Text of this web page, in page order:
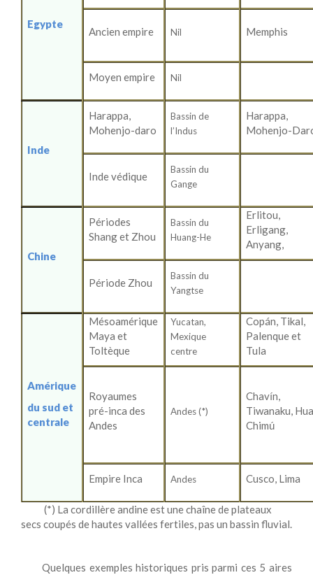
Egypte
Ancien empire Nil Memphis
Moyen empire Nil
Inde
Harappa,
Mohenjo-daro
Bassin de
l’Indus
Harappa,
Mohenjo-
Inde védique
Bassin du
Gange
Chine
Périodes
Shang et Zhou
Bassin du
Huang-He
Erlitou,
Erligang,
Anyang,
Période Zhou
Bassin du
Yangtse
Amérique
du sud et
centrale
Mésoamérique
Maya et
Toltèque
Yucatan,
Mexique
centre
Copán, Tikal,
Palenque et
Tula
Royaumes
pré-inca des
Andes
Andes (*)
Chavín,
Tiwanaku,
Chimú
Empire Inca Andes Cusco, Lima
(*) La cordillère andine est une chaîne de plateaux
secs coupés de hautes vallées fertiles, pas un bassin fluvial.
Quelques exemples historiques pris parmi ces 5 aires